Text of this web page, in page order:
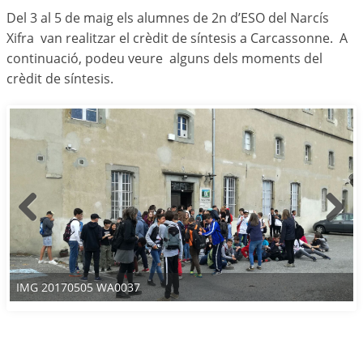
Del 3 al 5 de maig els alumnes de 2n d’ESO del Narcís
Xifra van realitzar el crèdit de síntesis a Carcassonne. A
continuació, podeu veure alguns dels moments del
crèdit de síntesis.
IMG 20170505 WA0037